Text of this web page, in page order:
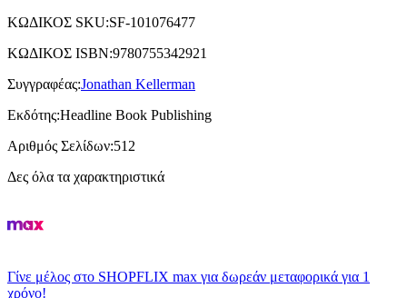
ΚΩΔΙΚΟΣ SKU:SF-101076477
ΚΩΔΙΚΟΣ ISBN:9780755342921
Συγγραφέας:Jonathan Kellerman
Εκδότης:Headline Book Publishing
Αριθμός Σελίδων:512
Δες όλα τα χαρακτηριστικά
Γίνε μέλος στο SHOPFLIX max για δωρεάν μεταφορικά για 1
χρόνο!